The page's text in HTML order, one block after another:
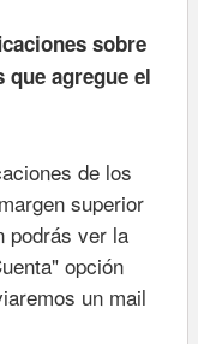
sobre
que agregue el
de los
superior
podrás ver la
opción
un mail